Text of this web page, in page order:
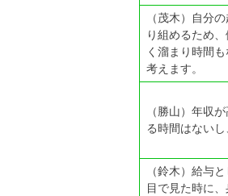
（茂木）自分
り組めるため
く溜まり時間
考えます。
（勝山）年収
る時間はないし
（鈴木）給与
目で見た時に